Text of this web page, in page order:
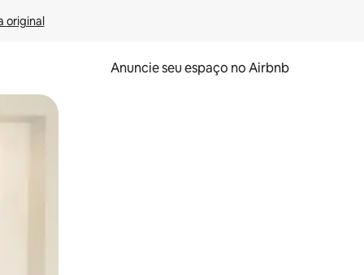
original
Anuncie seu espaço no Airbnb